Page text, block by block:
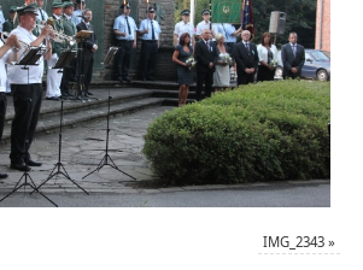
IMG_2343 »